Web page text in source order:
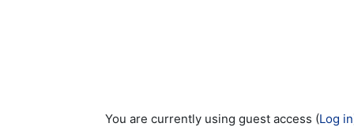
You are currently using guest access (Log in